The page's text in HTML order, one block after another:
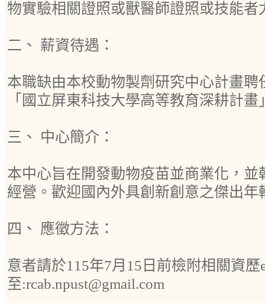
物實驗相關證照或獸醫師證照或技能者
二、 薪資待遇：
本職缺由本校動物製劑研究中心計畫聘
「國立屏東科技大學高等教育深耕計
三、 中心簡介：
本中心旨在開發動物疫苗並商業化，
經營。歡迎國內外具創新創意之傑出年
四、 應徵方法：
意者請於115年7月15日前檢附相關資歷
至:rcab.npust@gmail.com